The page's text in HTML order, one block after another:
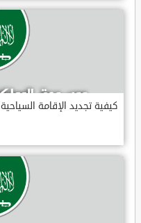
كيفية تجديد الإقامة